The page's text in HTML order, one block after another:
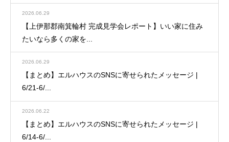
2026.06.29
【上伊那郡南箕輪村 完成見学会レポート】いい家に住み
たいなら多くの家を...
2026.06.29
【まとめ】エルハウスのSNSに寄せられたメッセージ |
6/21-6/...
2026.06.22
【まとめ】エルハウスのSNSに寄せられたメッセージ |
6/14-6/...